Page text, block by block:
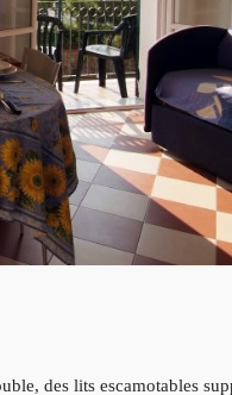
des lits escamotables